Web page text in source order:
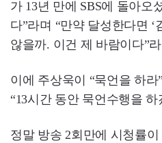
가 13년 만에 SBS에 돌아오
다”라며 “만약 달성한다면 ‘
않을까. 이건 제 바람이다”
이에 주상욱이 “묵언을 하
“13시간 동안 묵언수행을
정말 방송 2회만에 시청률